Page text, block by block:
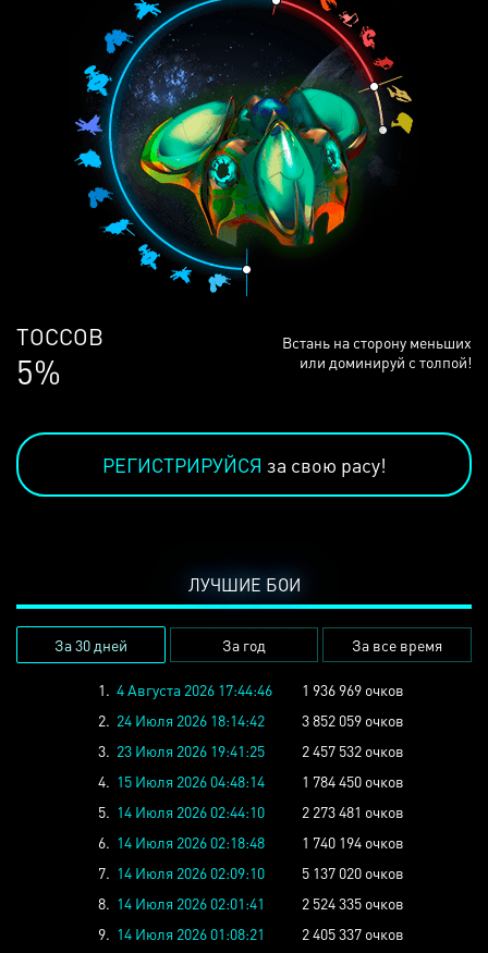
ЛЮДЕЙ
68%
Встань на сторону меньших
или доминируй с толпой!
РЕГИСТРИРУЙСЯ за свою расу!
ЛУЧШИЕ БОИ
За 30 дней За год За все время
1. 4 Августа 2026 17:44:46
1 936 969 очков
2. 24 Июля 2026 18:14:42
3 852 059 очков
3. 23 Июля 2026 19:41:25
2 457 532 очков
4. 15 Июля 2026 04:48:14
1 784 450 очков
5. 14 Июля 2026 02:44:10
2 273 481 очков
6. 14 Июля 2026 02:18:48
1 740 194 очков
7. 14 Июля 2026 02:09:10
5 137 020 очков
8. 14 Июля 2026 02:01:41
2 524 335 очков
9. 14 Июля 2026 01:08:21
2 405 337 очков